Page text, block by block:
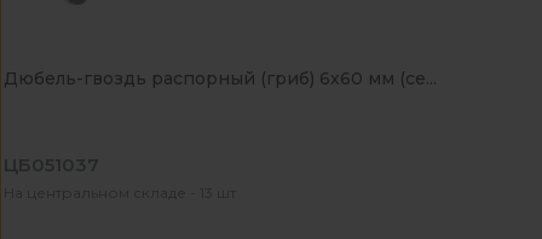
Дюбель-гвоздь распорный (гриб) 6х60 мм (се...
ЦБ051037
На центральном складе - 13 шт